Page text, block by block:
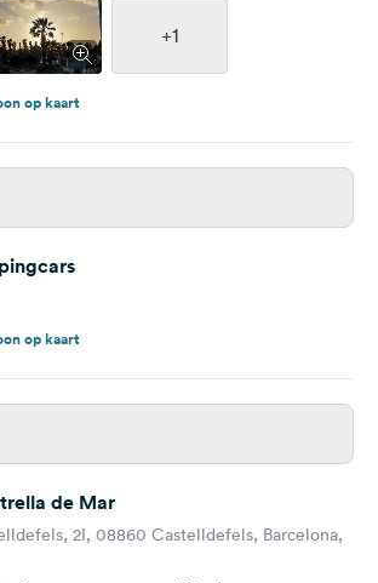
+1
op kaart
op kaart
de Mar
2I, 08860 Castelldefels, Barcelona,